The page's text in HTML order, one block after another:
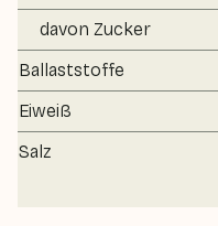
davon Zucker
Ballaststoffe
Eiweiß
Salz